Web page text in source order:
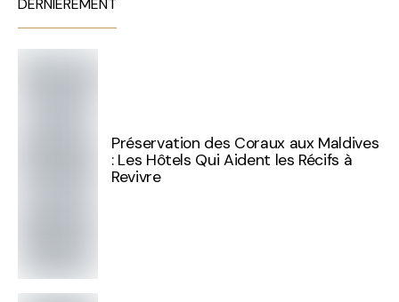
DERNIÈREMENT
Préservation des Coraux aux Maldives
: Les Hôtels Qui Aident les Récifs à
Revivre